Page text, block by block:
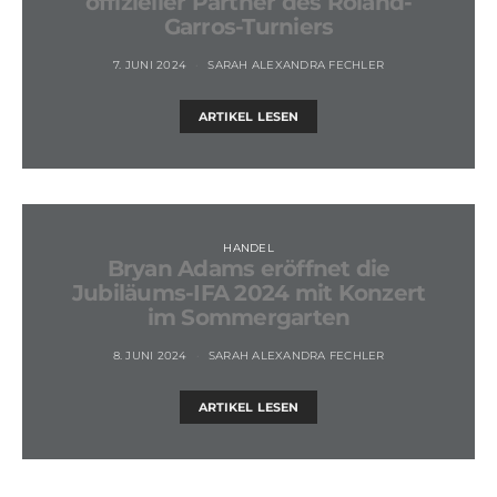
Garros-Turniers
7. JUNI 2024 SARAH ALEXANDRA FECHLER
ARTIKEL LESEN
HANDEL
Bryan Adams eröffnet die
Jubiläums-IFA 2024 mit Konzert
im Sommergarten
8. JUNI 2024 SARAH ALEXANDRA FECHLER
ARTIKEL LESEN